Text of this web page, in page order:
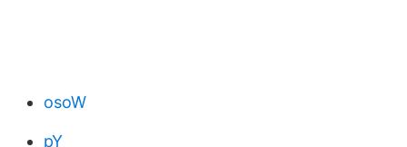
osoW
pY